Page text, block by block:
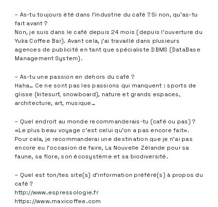
– As-tu toujours été dans l’industrie du café ? Si non, qu’as-tu
fait avant ?
Non, je suis dans le café depuis 24 mois (depuis l’ouverture du
Yuka Coffee Bar). Avant cela, j’ai travaillé dans plusieurs
agences de publicité en tant que spécialiste DBMS (DataBase
Management System).
– As-tu une passion en dehors du café ?
Haha… Ce ne sont pas les passions qui manquent : sports de
glisse (kitesurf, snowboard), nature et grands espaces,
architecture, art, musique…
– Quel endroit au monde recommanderais-tu (café ou pas) ?
«Le plus beau voyage c’est celui qu’on a pas encore fait».
Pour cela, je recommanderai une destination que je n’ai pas
encore eu l’occasion de faire, La Nouvelle Zélande pour sa
faune, sa flore, son écosystème et sa biodiversité.
– Quel est ton/tes site(s) d’information préféré(s) à propos du
café ?
http://www.espressologie.fr
https://www.maxicoffee.com